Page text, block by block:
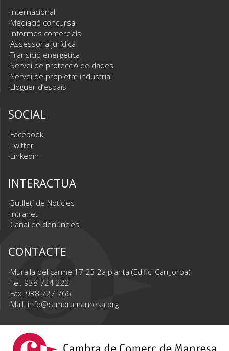
Internacional
Mediació concursal
Informes comercials
Assessoria jurídica
Transició energètica
Servei de protecció de dades
Servei de propietat industrial
Lloguer d’espais
SOCIAL
Facebook
Twitter
Linkedin
INTERACTUA
Butlletí de Notícies
Intranet
Canal de denúncies
CONTACTE
Muralla del carme 17-23 2a planta (Edifici Can Jorba)
Tel. 938 724 222
Fax. 938 727 766
Mail. info@cambramanresa.org